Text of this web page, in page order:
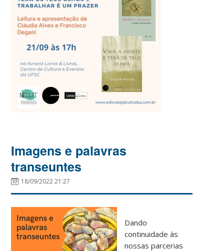
Imagens e palavras
transeuntes
18/09/2022 21:27
Dando
continuidade às
nossas parcerias